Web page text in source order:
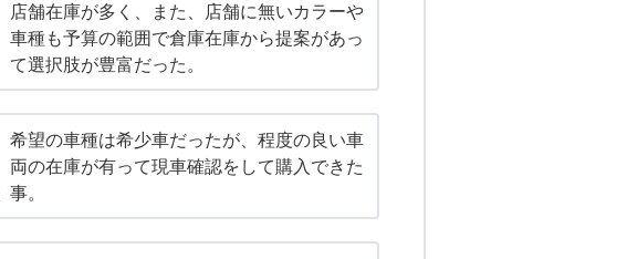
店舗在庫が多く、また、店舗に無いカラーや
車種も予算の範囲で倉庫在庫から提案があっ
て選択肢が豊富だった。
希望の車種は希少車だったが、程度の良い車
両の在庫が有って現車確認をして購入できた
事。